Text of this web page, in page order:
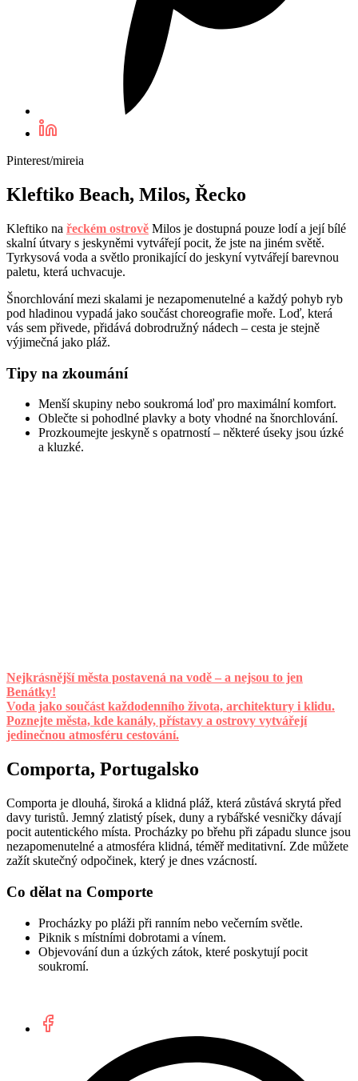
Pinterest/mireia
Kleftiko Beach, Milos, Řecko
Kleftiko na řeckém ostrově Milos je dostupná pouze lodí a její bílé
skalní útvary s jeskyněmi vytvářejí pocit, že jste na jiném světě.
Tyrkysová voda a světlo pronikající do jeskyní vytvářejí barevnou
paletu, která uchvacuje.
Šnorchlování mezi skalami je nezapomenutelné a každý pohyb ryb
pod hladinou vypadá jako součást choreografie moře. Loď, která
vás sem přivede, přidává dobrodružný nádech – cesta je stejně
výjimečná jako pláž.
Tipy na zkoumání
Menší skupiny nebo soukromá loď pro maximální komfort.
Oblečte si pohodlné plavky a boty vhodné na šnorchlování.
Prozkoumejte jeskyně s opatrností – některé úseky jsou úzké
a kluzké.
Nejkrásnější města postavená na vodě – a nejsou to jen
Benátky!
Voda jako součást každodenního života, architektury i klidu.
Poznejte města, kde kanály, přístavy a ostrovy vytvářejí
jedinečnou atmosféru cestování.
Comporta, Portugalsko
Comporta je dlouhá, široká a klidná pláž, která zůstává skrytá před
davy turistů. Jemný zlatistý písek, duny a rybářské vesničky dávají
pocit autentického místa. Procházky po břehu při západu slunce jsou
nezapomenutelné a atmosféra klidná, téměř meditativní. Zde můžete
zažít skutečný odpočinek, který je dnes vzácností.
Co dělat na Comporte
Procházky po pláži při ranním nebo večerním světle.
Piknik s místními dobrotami a vínem.
Objevování dun a úzkých zátok, které poskytují pocit
soukromí.